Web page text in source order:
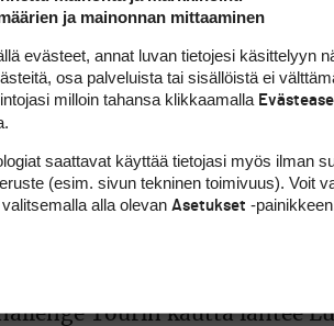
itsetunnolle hyvää.
Ecco Tourin
suomalaista sijoittui
Swedish Golf Tourin
Golf Clubiin.
Tourin kautta lähtee
ja mainonnan mittaaminen
evästeet, annat luvan tietojesi käsittelyyn
osa palveluista tai sisällöistä ei
milloin tahansa klikkaamalla
saattavat käyttää tietojasi myös ilman
(esim. sivun tekninen toimivuus). Voit
alla olevan Asetukset -